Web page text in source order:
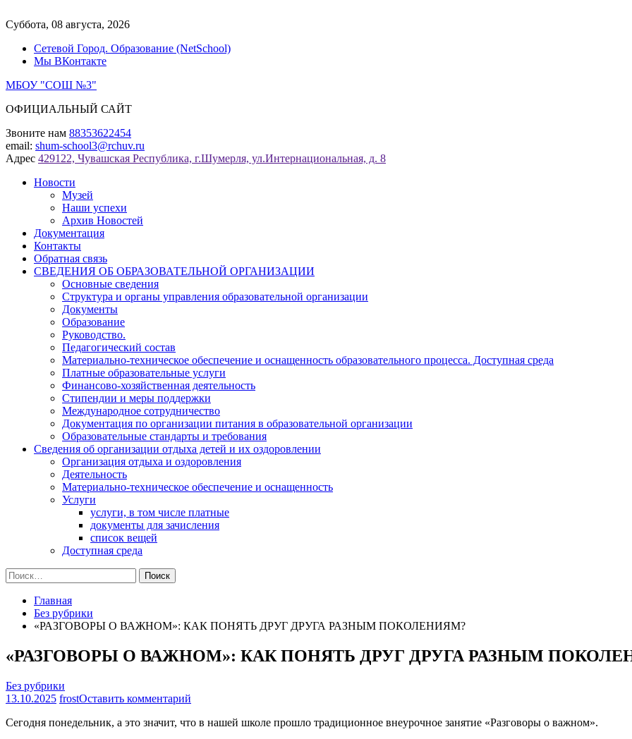
к
Суббота, 08 августа, 2026
Сетевой Город. Образование (NetSchool)
Мы ВКонтакте
МБОУ "СОШ №3"
ОФИЦИАЛЬНЫЙ САЙТ
Звоните нам 88353622454
email: shum-school3@rchuv.ru
Адрес 429122, Чувашская Республика, г.Шумерля, ул.Интернациональная, д. 8
Новости
Музей
Наши успехи
Архив Новостей
Документация
Контакты
Обратная связь
СВЕДЕНИЯ ОБ ОБРАЗОВАТЕЛЬНОЙ ОРГАНИЗАЦИИ
Основные сведения
Структура и органы управления образовательной организации
Документы
Образование
Руководство.
Педагогический состав
Материально-техническое обеспечение и оснащенность образовательного процесса. Доступная среда
Платные образовательные услуги
Финансово-хозяйственная деятельность
Стипендии и меры поддержки
Международное сотрудничество
Документация по организации питания в образовательной организации
Образовательные стандарты и требования
Сведения об организации отдыха детей и их оздоровлении
Организация отдыха и оздоровления
Деятельность
Материально-техническое обеспечение и оснащенность
Услуги
услуги, в том числе платные
документы для зачисления
список вещей
Доступная среда
Найти:
Главная
Без рубрики
«РАЗГОВОРЫ О ВАЖНОМ»: КАК ПОНЯТЬ ДРУГ ДРУГА РАЗНЫМ ПОКОЛЕНИЯМ?
«РАЗГОВОРЫ О ВАЖНОМ»: КАК ПОНЯТЬ ДРУГ ДРУГА РАЗНЫМ
Без рубрики
13.10.2025 frostОставить комментарий
О
Сегодня понедельник, а это значит, что в нашей школе прошло традиционное внеурочное занятие «Разговоры о важном».